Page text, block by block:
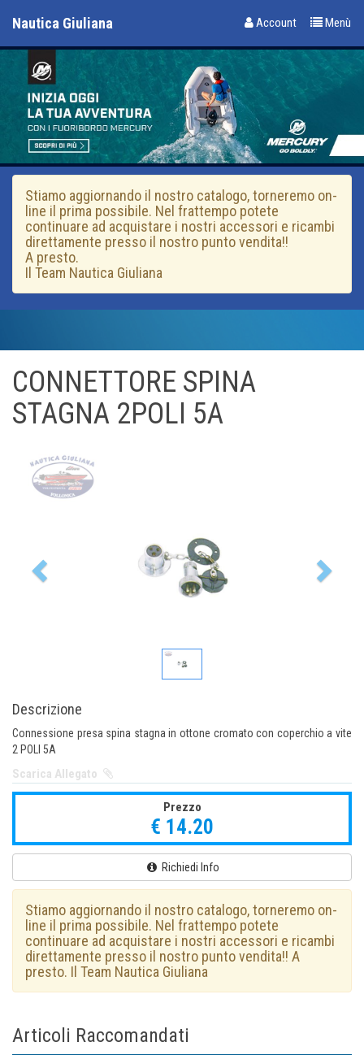
Menù
Account
Nautica Giuliana
Stiamo aggiornando il nostro catalogo, torneremo on-
line il prima possibile. Nel frattempo potete
continuare ad acquistare i nostri accessori e ricambi
direttamente presso il nostro punto vendita!!
A presto.
Il Team Nautica Giuliana
CONNETTORE SPINA
STAGNA 2POLI 5A
Descrizione
Connessione presa spina stagna in ottone cromato con coperchio a vite
2 POLI 5A
Scarica Allegato
Prezzo
€ 14.20
Richiedi Info
Stiamo aggiornando il nostro catalogo, torneremo on-
line il prima possibile. Nel frattempo potete
continuare ad acquistare i nostri accessori e ricambi
direttamente presso il nostro punto vendita!! A
presto. Il Team Nautica Giuliana
Articoli Raccomandati